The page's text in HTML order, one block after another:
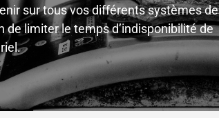
sur tous vos différents systèmes de
de limiter le temps d’indisponibilité de